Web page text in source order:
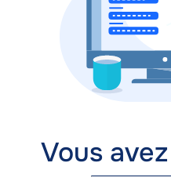
Vous